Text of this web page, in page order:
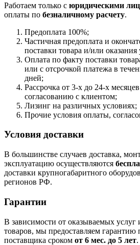
Работаем только с юридическими
оплаты по безналичному расчету.
Предоплата 100%;
Частичная предоплата и
поставки товара и/или оказания
Оплата по факту поставки
или с отсрочкой платежа в
дней;
Рассрочка от 3-х до 24-х
согласованию с клиентом;
Лизинг на различных условиях;
Прочие условия оплаты,
Условия доставки
В большинстве случаев доставка,
эксплуатацию осуществляются
доставки крупногабаритного
регионов РФ.
Гарантии
В зависимости от оказываемых услуг
товаров, мы предоставляем гарантию
поставщика сроком от 6 мес. до 5 лет.